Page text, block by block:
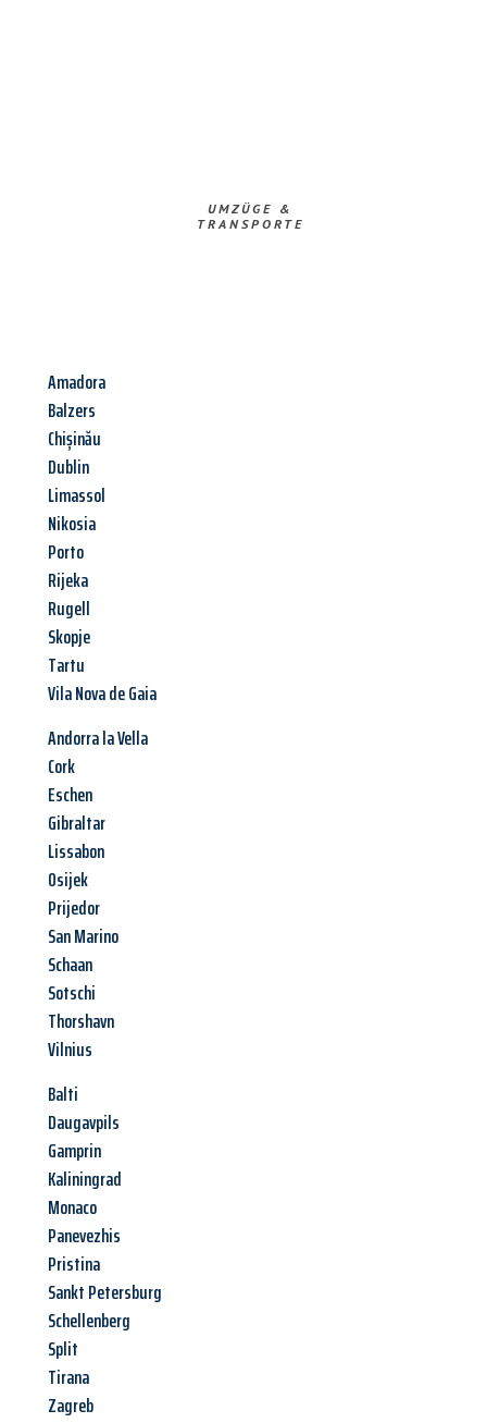
UMZÜGE &
TRANSPORTE
Amadora
Balzers
Chișinău
Dublin
Limassol
Nikosia
Porto
Rijeka
Rugell
Skopje
Tartu
Vila Nova de Gaia
Andorra la Vella
Cork
Eschen
Gibraltar
Lissabon
Osijek
Prijedor
San Marino
Schaan
Sotschi
Thorshavn
Vilnius
Balti
Daugavpils
Gamprin
Kaliningrad
Monaco
Panevezhis
Pristina
Sankt Petersburg
Schellenberg
Split
Tirana
Zagreb